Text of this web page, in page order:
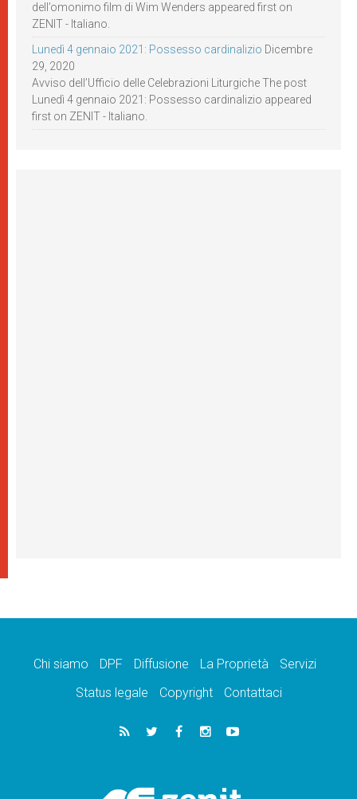
dell’omonimo film di Wim Wenders appeared first on
ZENIT - Italiano.
Lunedì 4 gennaio 2021: Possesso cardinalizio Dicembre
29, 2020
Avviso dell’Ufficio delle Celebrazioni Liturgiche The post
Lunedì 4 gennaio 2021: Possesso cardinalizio appeared
first on ZENIT - Italiano.
Chi siamo DPF Diffusione La Proprietà
Servizi
Status legale
Copyright Contattaci